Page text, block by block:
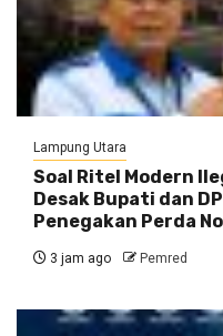
Lampung Utara
Soal Ritel Modern
Desak Bupati dan
Penegakan Perda
3 jam ago Pemred